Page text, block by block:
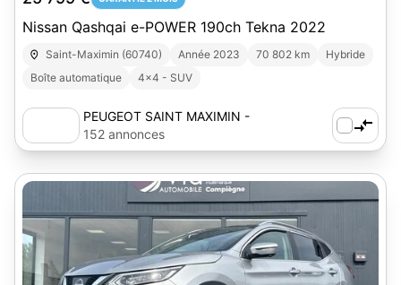
Nissan Qashqai e-POWER 190ch Tekna 2022
Saint-Maximin (60740) Année 2023 70 802 km
Hybride
Boîte automatique
4x4 - SUV
PEUGEOT SAINT MAXIMIN -
AUTOSPHERE
152 annonces